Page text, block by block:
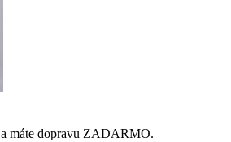
a máte dopravu ZADARMO.